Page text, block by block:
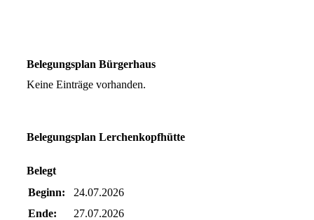
Belegungsplan Bürgerhaus
Keine Einträge vorhanden.
Belegungsplan Lerchenkopfhütte
Belegt
Beginn:
24.07.2026
Ende:
27.07.2026